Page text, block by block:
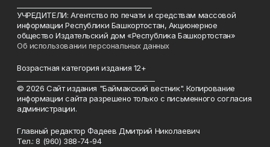
УЧРЕДИТЕЛИ: Агентство по печати и средствам массовой
информации Республики Башкортостан, Акционерное
общество Издательский дом «Республика Башкортостан»
Об использовании персональных данных
Возрастная категория издания 12+
© 2026 Сайт издания "Баймакский вестник". Копирование
информации сайта разрешено только с письменного согласия
администрации.
Главный редактор Фадеев Дмитрий Николаевич
Тел.: 8 (960) 388-74-94